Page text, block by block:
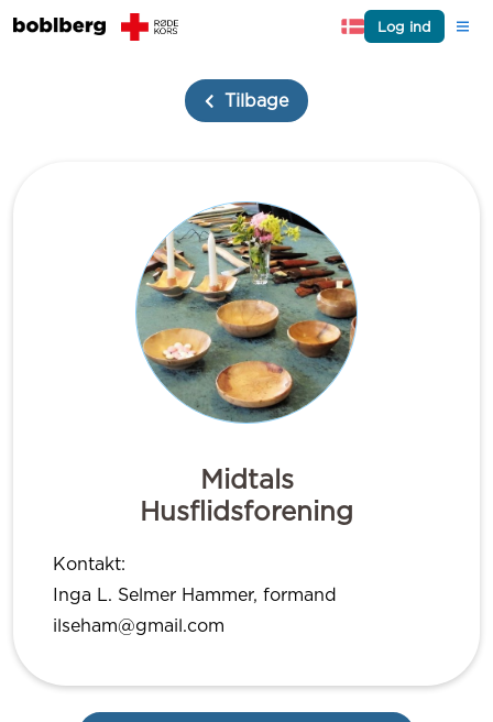
Log ind
Tilbage
Midtals
Husflidsforening
Kontakt:
Inga L. Selmer Hammer, formand
ilseham@gmail.com